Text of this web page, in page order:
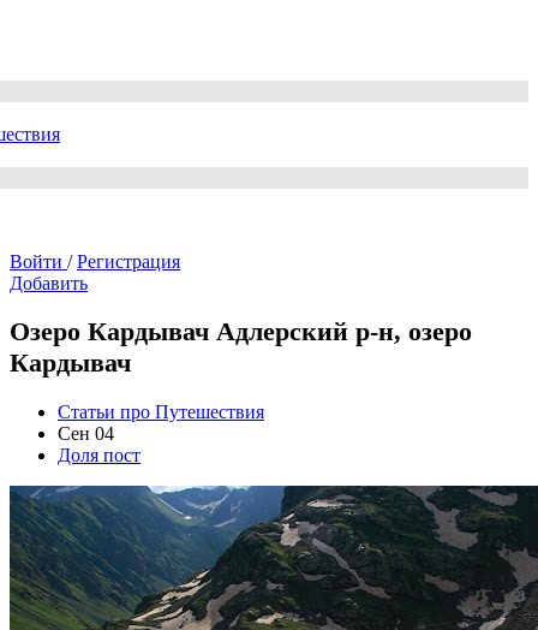
Войти / Регистрация
Добавить
Озеро Кардывач Адлерский р-н, озеро
Кардывач
Статьи про Путешествия
Сен 04
Доля пост